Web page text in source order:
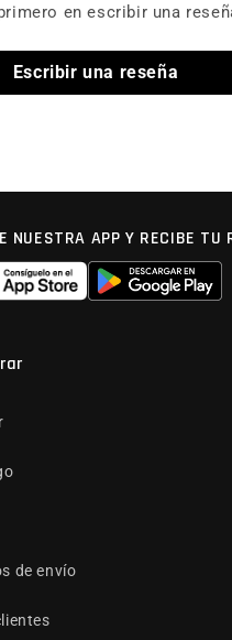
en escribir una
Escribir una reseña
NUESTRA APP Y RECIBE TU
de envío